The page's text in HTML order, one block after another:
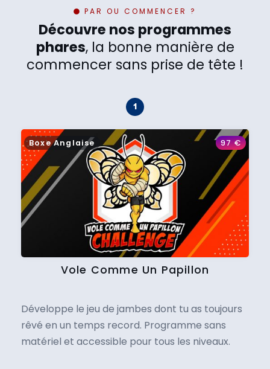
PAR OU COMMENCER ?
Découvre nos programmes
phares, la bonne manière de
commencer sans prise de tête !
Boxe Anglaise 97€
Vole Comme Un Papillon
Développe le jeu de jambes dont tu as toujours
rêvé en un temps record. Programme sans
matériel et accessible pour tous les niveaux.